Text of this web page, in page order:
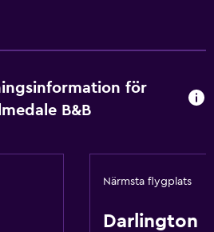
för
B&B
Närmsta flygplats
Darlington